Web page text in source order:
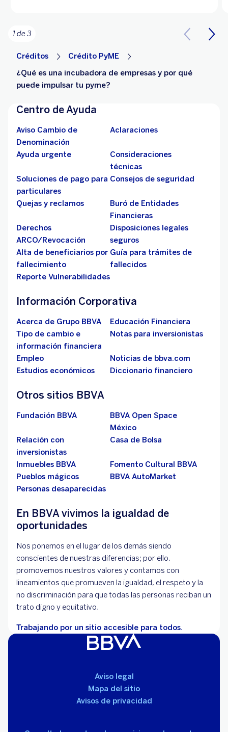
1 de 3
Créditos
Crédito PyME
¿Qué es una incubadora de empresas y por qué
puede impulsar tu pyme?
Centro de Ayuda
Aviso Cambio de
Denominación
Aclaraciones
Ayuda urgente
Consideraciones
técnicas
Soluciones de pago para
particulares
Consejos de seguridad
Quejas y reclamos
Buró de Entidades
Financieras
Derechos
ARCO/Revocación
Disposiciones legales
seguros
Alta de beneficiarios por
fallecimiento
Guía para trámites de
fallecidos
Reporte Vulnerabilidades
Información Corporativa
Acerca de Grupo BBVA
Educación Financiera
Tipo de cambio e
información financiera
Notas para inversionistas
Empleo
Noticias de bbva.com
Estudios económicos
Diccionario financiero
Otros sitios BBVA
Fundación BBVA
BBVA Open Space
México
Relación con
inversionistas
Casa de Bolsa
Inmuebles BBVA
Fomento Cultural BBVA
Pueblos mágicos
BBVA AutoMarket
Personas desaparecidas
En BBVA vivimos la igualdad de
oportunidades
Nos ponemos en el lugar de los demás siendo
conscientes de nuestras diferencias; por ello,
promovemos nuestros valores y contamos con
lineamientos que promueven la igualdad, el respeto y la
no discriminación para que todas las personas reciban un
trato digno y equitativo.
Trabajando por un sitio accesible para todos.
Aviso legal
Mapa del sitio
Avisos de privacidad